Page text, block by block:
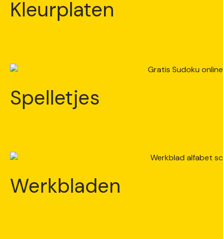
Kleurplaten
Spelletjes
Werkbladen